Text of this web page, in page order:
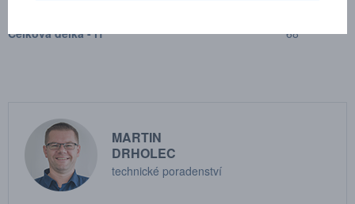
Celková délka - l1 68
MARTIN
DRHOLEC
technické poradenství